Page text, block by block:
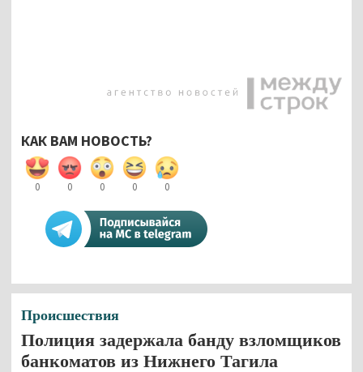
КАК ВАМ НОВОСТЬ?
0 0 0 0 0
Происшествия
Полиция задержала банду взломщиков
банкоматов из Нижнего Тагила